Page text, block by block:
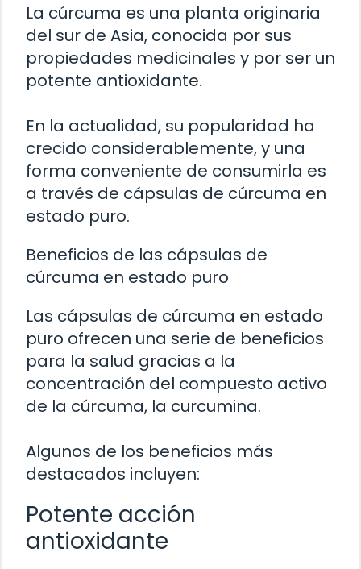
La cúrcuma es una planta originaria
del sur de Asia, conocida por sus
propiedades medicinales y por ser un
potente antioxidante.
En la actualidad, su popularidad ha
crecido considerablemente, y una
forma conveniente de consumirla es
a través de cápsulas de cúrcuma en
estado puro.
Beneficios de las cápsulas de
cúrcuma en estado puro
Las cápsulas de cúrcuma en estado
puro ofrecen una serie de beneficios
para la salud gracias a la
concentración del compuesto activo
de la cúrcuma, la curcumina.
Algunos de los beneficios más
destacados incluyen:
Potente acción
antioxidante